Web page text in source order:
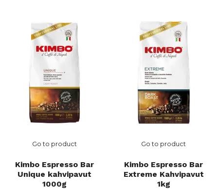
Go to product
Kimbo Espresso Bar
Unique kahvipavut
1000g
Go to product
Kimbo Espresso Bar
Extreme Kahvipavut
1kg